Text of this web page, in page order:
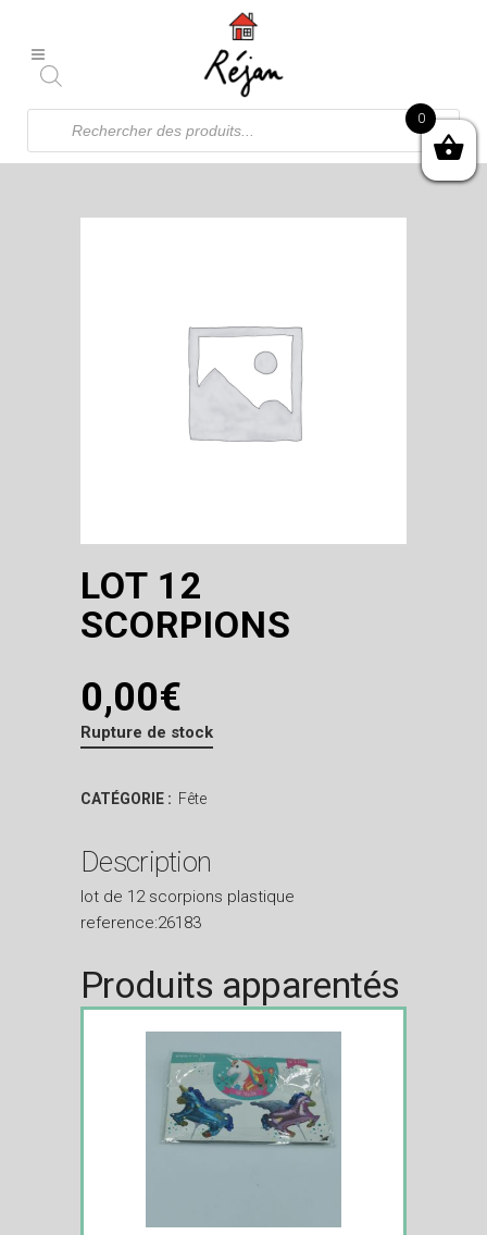
Recherche
produits
LOT 12
SCORPIONS
0,00€
Rupture de stock
CATÉGORIE : Fête
Description
lot de 12 scorpions plastique
reference:26183
Produits apparentés
0